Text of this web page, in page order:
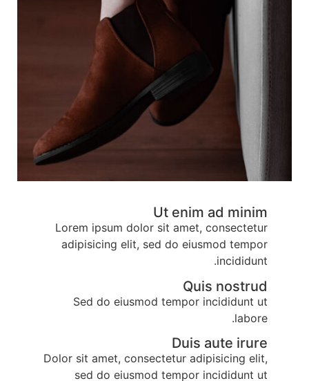
Ut enim ad minim
Lorem ipsum dolor sit amet, consectetur
adipisicing elit, sed do eiusmod tempor
incididunt.
Quis nostrud
Sed do eiusmod tempor incididunt ut
labore.
Duis aute irure
Dolor sit amet, consectetur adipisicing elit,
sed do eiusmod tempor incididunt ut